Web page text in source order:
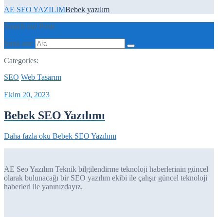
AE SEO YAZILIMBebek yazılım
Search our Posts
Şunu ara:
Categories:
SEO Web Tasarım
Ekim 20, 2023
Bebek SEO Yazılımı
Daha fazla oku Bebek SEO Yazılımı
AE Seo Yazılım Teknik bilgilendirme teknoloji haberlerinin güncel
olarak bulunacağı bir SEO yazılım ekibi ile çalışır güncel teknoloji
haberleri ile yanınızdayız.